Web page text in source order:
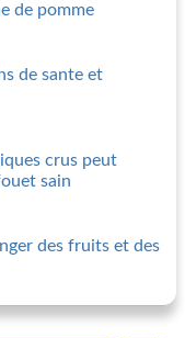
de pomme
de sante et
crus peut
sain
des fruits et des